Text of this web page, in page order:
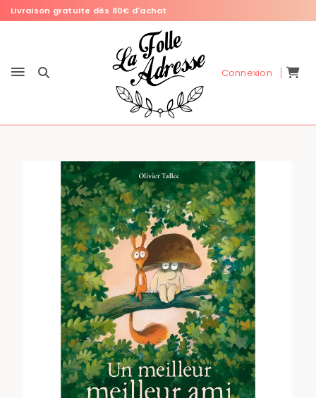
Livraison gratuite dès 80€ d'achat
Connexion